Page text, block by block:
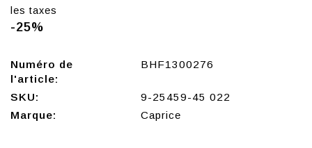
les taxes
-25%
Numéro de
l'article:
BHF1300276
SKU:
9-25459-45 022
Marque:
Caprice